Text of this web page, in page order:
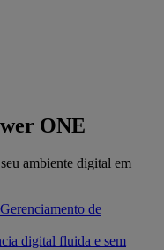
ONE
ambiente digital em
Gerenciamento de
digital fluida e sem